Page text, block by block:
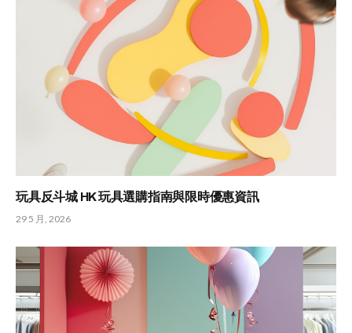
玩具反斗城 HK 玩具選購指南與限時優惠資訊
29 5 月, 2026